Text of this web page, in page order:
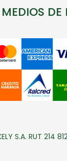
MEDIOS
S.A. RUT 214